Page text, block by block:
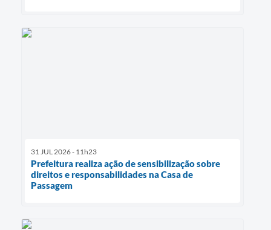
31 JUL 2026 - 11h23
Prefeitura realiza ação de sensibilização sobre
direitos e responsabilidades na Casa de
Passagem